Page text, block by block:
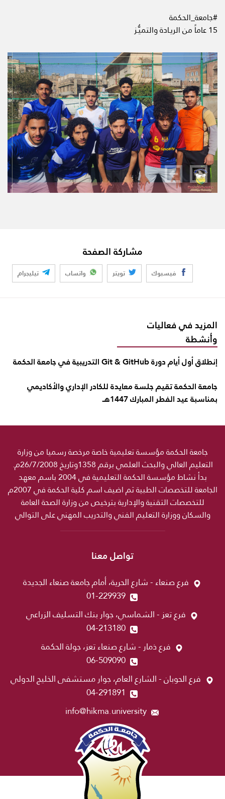
#جامعة_الحكمة
15 عاماً من الريـادة والتميُّـز
مشاركة الصفحة
فيسبوك تويتر واتساب تيليجرام
المزيد في فعاليات
وأنشطة
إنطلاق أول أيام دورة Git & GitHub التدريبية في جامعة الحكمة
جامعة الحكمة تقيم جلسة معايدة للكادر الإداري والأكاديمي
بمناسبة عيد الفطر المبارك 1447هـ
جامعة الحكمة مؤسسة تعليمية خاصة مرخصة رسميا من وزارة
التعليم العالي والبحث العلمي برقم 1358وتاريخ 26/7/2008م.
بدأ نشاط مؤسسة الحكمة التعليمية في 2004 باسم معهد
الجامعة للتخصصات الطبية ثم اضيف اسم كلية الحكمة في 2007م
للتخصصات التقنية والإدارية بترخيص من وزارة الصحة العامة
والسكان ووزارة التعليم الفني والتدريب المهني على التوالي
تواصل معنا
فرع صنعاء - شارع الحرية، أمام جامعة صنعاء الجديدة
01-229939
فرع تعز - الشماسي، جوار بنك التسليف الزراعي
04-213180
فرع ذمار - شارع صنعاء تعز، جولة الحكمة
06-509090
فرع الحوبان - الشارع العام، جوار مستشفى الخليج الدولي
04-291891
info@hikma.university